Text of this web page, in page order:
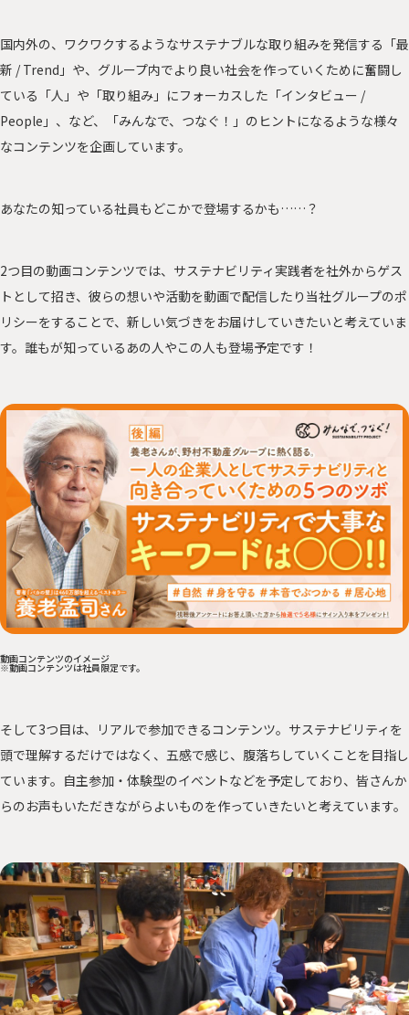
国内外の、ワクワクするようなサステナブルな取り組みを発信する「最
新 / Trend」や、グループ内でより良い社会を作っていくために奮闘し
ている「人」や「取り組み」にフォーカスした「インタビュー /
People」、など、「みんなで、つなぐ！」のヒントになるような様々
なコンテンツを企画しています。
あなたの知っている社員もどこかで登場するかも……？
2つ目の動画コンテンツでは、サステナビリティ実践者を社外からゲス
トとして招き、彼らの想いや活動を動画で配信したり当社グループのポ
リシーをすることで、新しい気づきをお届けしていきたいと考えていま
す。誰もが知っているあの人やこの人も登場予定です！
動画コンテンツのイメージ
※動画コンテンツは社員限定です。
そして3つ目は、リアルで参加できるコンテンツ。サステナビリティを
頭で理解するだけではなく、五感で感じ、腹落ちしていくことを目指し
ています。自主参加・体験型のイベントなどを予定しており、皆さんか
らのお声もいただきながらよいものを作っていきたいと考えています。